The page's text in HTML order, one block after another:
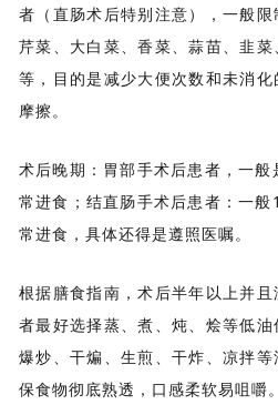
者（直肠术后特别注意），一般
芹菜、大白菜、香菜、蒜苗、韭
等，目的是减少大便次数和未消
摩擦。
术后晚期：胃部手术后患者，一
常进食；结直肠手术后患者：一
常进食，具体还得是遵照医嘱。
根据膳食指南，术后半年以上并
者最好选择蒸、煮、炖、烩等低
爆炒、干煸、生煎、干炸、凉拌
保食物彻底熟透，口感柔软易咀嚼。